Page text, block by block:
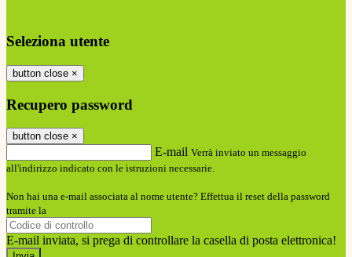
Seleziona utente
button close ×
Recupero password
button close ×
E-mail Verrà inviato un messaggio
all'indirizzo indicato con le istruzioni necessarie.
Non hai una e-mail associata al nome utente? Effettua il reset della password
tramite la
E-mail inviata, si prega di controllare la casella di posta elettronica!